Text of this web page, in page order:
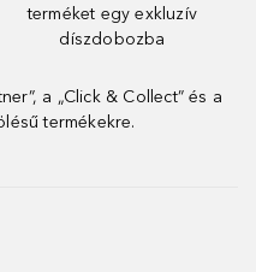
terméket egy exkluzív
díszdobozba
a „Click & Collect” és a
termékekre.